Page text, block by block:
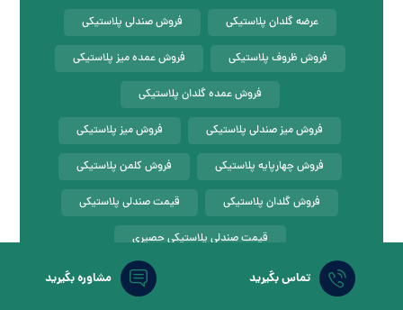
عرضه گلدان پلاستیکی فروش صندلی پلاستیکی
فروش ظروف پلاستیکی فروش عمده میز پلاستیکی
فروش عمده گلدان پلاستیکی
فروش میز صندلی پلاستیکی فروش میز پلاستیکی
فروش چهارپایه پلاستیکی فروش کلمن پلاستیکی
فروش گلدان پلاستیکی قیمت صندلی پلاستیکی
قیمت صندلی پلاستیکی حصیری
قیمت صندلی پلاستیکی ناصرتماس بگیرید مشاوره بگیرید